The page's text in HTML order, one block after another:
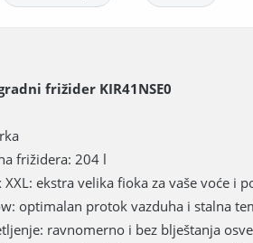
frižider KIR41NSE0
frižidera: 204 l
ekstra velika fioka za vaše voće i
optimalan protok vazduha i stalna
ravnomerno i bez blještanja